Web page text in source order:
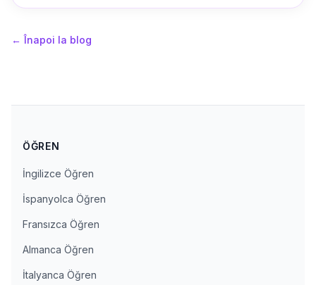
←Înapoi la blog
ÖĞREN
İngilizce Öğren
İspanyolca Öğren
Fransızca Öğren
Almanca Öğren
İtalyanca Öğren